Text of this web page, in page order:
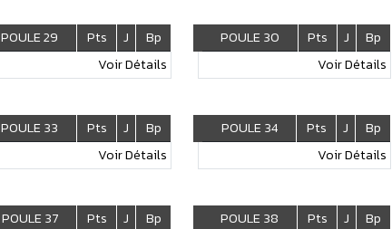
POULE 29 Pts J
Bp
Voir Détails
POULE 30 Pts J
Bp
Voir Détails
POULE 33 Pts J
Bp
Voir Détails
POULE 34 Pts J
Bp
Voir Détails
POULE 37 Pts J
Bp
POULE 38 Pts J
Bp